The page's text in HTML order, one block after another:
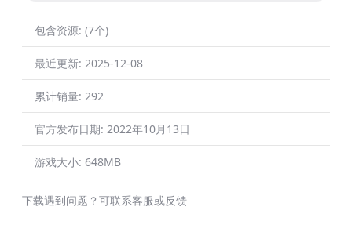
包含资源: (7个)
最近更新: 2025-12-08
累计销量: 292
官方发布日期: 2022年10月13日
游戏大小: 648MB
下载遇到问题？可联系客服或反馈